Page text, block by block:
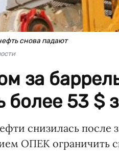
снова падают
за
более 53 $
снизилась после
ОПЕК ограничить